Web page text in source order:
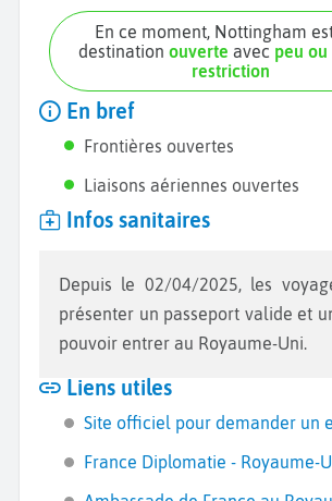
En ce moment, Nottingham est une
destinationouverte avec peu ou
restriction
En bref
Frontières ouvertes
Liaisons aériennes ouvertes
Infos sanitaires
Depuis le 02/04/2025, les voyageurs doivent
présenter un passeport valide et
pouvoir entrer au Royaume-Uni.
Liens utiles
Site officiel pour demander un
France Diplomatie - Royaume-